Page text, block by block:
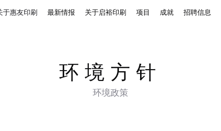
于惠友印刷 最新情报 关于启裕印刷 项目 成就 招聘信息
环境方针
环境政策